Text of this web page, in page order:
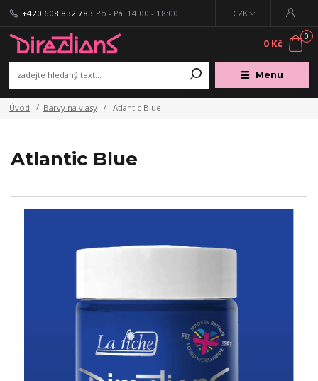
Menu
CZK
+420 608 832 783 Po - Pá: 14:00 - 18:00
0
0 Kč
Úvod Barvy na vlasy Atlantic Blue
Atlantic Blue